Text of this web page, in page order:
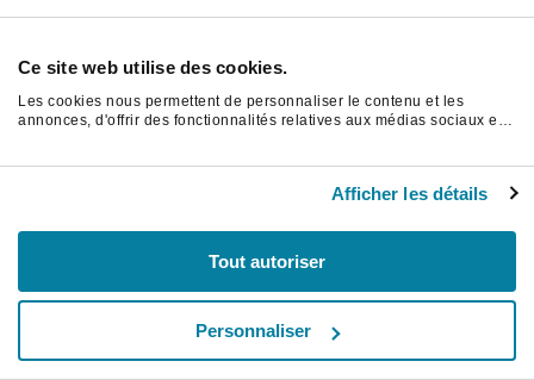
Ce site web utilise des cookies.
Les cookies nous permettent de personnaliser le contenu et les
annonces, d'offrir des fonctionnalités relatives aux médias sociaux et
informations que vous leur avez fournies ou qu'ils ont collectées lors
Afficher les détails
Tout autoriser
Personnaliser
Veuillez actualiser la page pour continuer.
Rafraîchir